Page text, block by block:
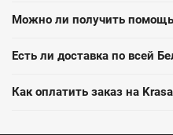
Можно ли получить
Есть ли доставка по всей
Как оплатить заказ на